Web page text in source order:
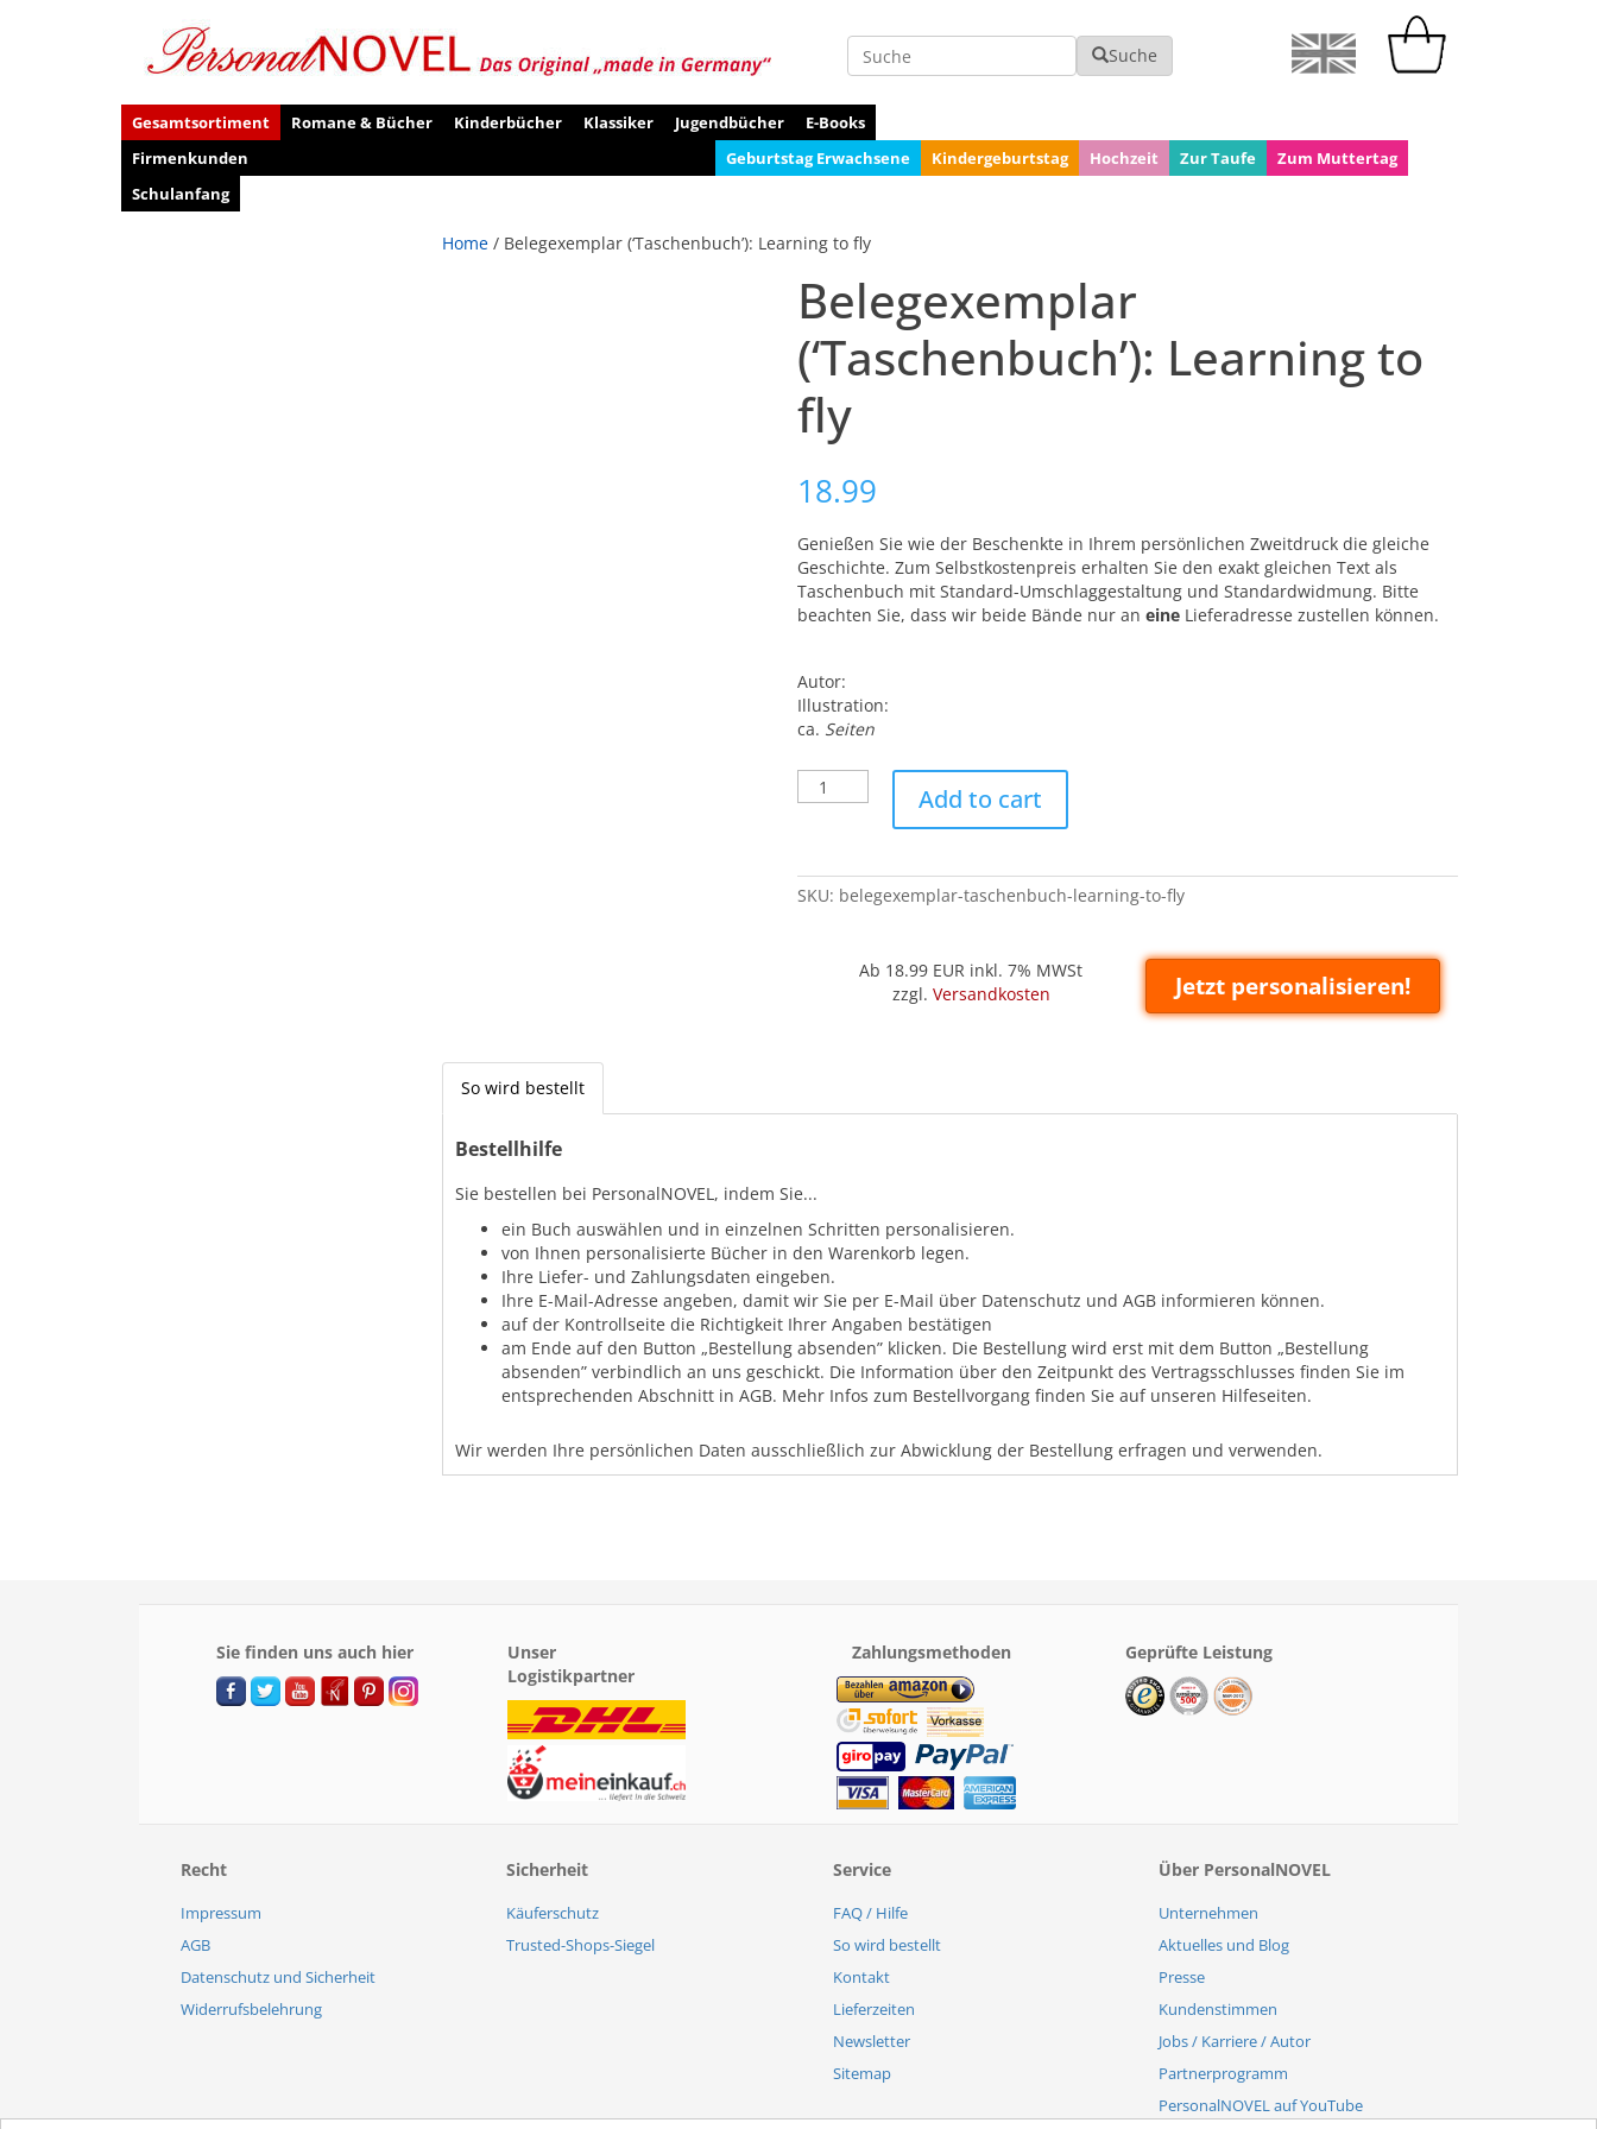
Suche Suche
Gesamtsortiment Romane & Bücher Kinderbücher Klassiker Jugendbücher
E-Books
Firmenkunden
Geburtstag Erwachsene Kindergeburtstag Hochzeit Zur Taufe
Zum Muttertag
Schulanfang
Home / Belegexemplar (‘Taschenbuch’): Learning to fly
Belegexemplar
(‘Taschenbuch’): Learning to
fly
18.99
Genießen Sie wie der Beschenkte in Ihrem persönlichen Zweitdruck die gleiche
Geschichte. Zum Selbstkostenpreis erhalten Sie den exakt gleichen Text als
Taschenbuch mit Standard-Umschlaggestaltung und Standardwidmung. Bitte
beachten Sie, dass wir beide Bände nur an eineLieferadresse zustellen können.
Autor:
Illustration:
ca. Seiten
Belegexemplar
('Taschenbuch'):
fly
quantity
Add to cart
SKU: belegexemplar-taschenbuch-learning-to-fly
Ab 18.99 EUR inkl. 7% MWSt
zzgl. Versandkosten Jetzt personalisieren!
So wird bestellt
Bestellhilfe
Sie bestellen bei PersonalNOVEL, indem Sie...
ein Buch auswählen und in einzelnen Schritten personalisieren.
von Ihnen personalisierte Bücher in den Warenkorb legen.
Ihre Liefer- und Zahlungsdaten eingeben.
Ihre E-Mail-Adresse angeben, damit wir Sie per E-Mail über Datenschutz und AGB informieren können.
auf der Kontrollseite die Richtigkeit Ihrer Angaben bestätigen
am Ende auf den Button „Bestellung absenden” klicken. Die Bestellung wird erst mit dem Button „Bestellung
absenden” verbindlich an uns geschickt. Die Information über den Zeitpunkt des Vertragsschlusses finden Sie im
entsprechenden Abschnitt in AGB. Mehr Infos zum Bestellvorgang finden Sie auf unseren Hilfeseiten.
Wir werden Ihre persönlichen Daten ausschließlich zur Abwicklung der Bestellung erfragen und verwenden.
Sie finden uns auch hier
Unser
Logistikpartner
Zahlungsmethoden Geprüfte Leistung
Recht
Impressum
AGB
Datenschutz und Sicherheit
Widerrufsbelehrung
Sicherheit
Käuferschutz
Trusted-Shops-Siegel
Service
FAQ / Hilfe
So wird bestellt
Kontakt
Lieferzeiten
Newsletter
Sitemap
Über PersonalNOVEL
Unternehmen
Aktuelles und Blog
Presse
Kundenstimmen
Jobs / Karriere / Autor
Partnerprogramm
PersonalNOVEL auf YouTube